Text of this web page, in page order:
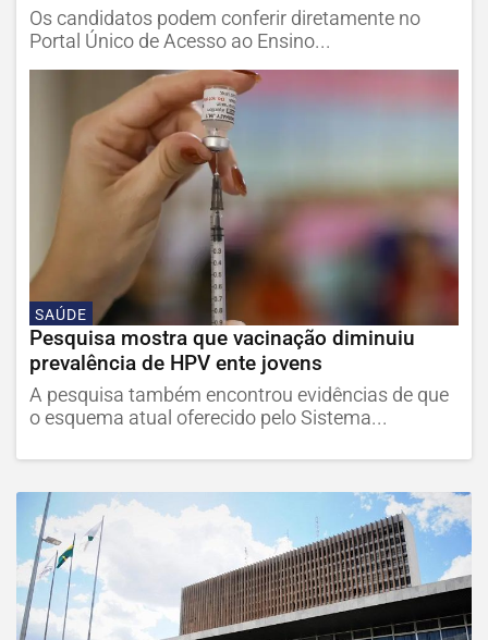
Os candidatos podem conferir diretamente no
Portal Único de Acesso ao Ensino...
SAÚDE
Pesquisa mostra que vacinação diminuiu
prevalência de HPV ente jovens
A pesquisa também encontrou evidências de que
o esquema atual oferecido pelo Sistema...